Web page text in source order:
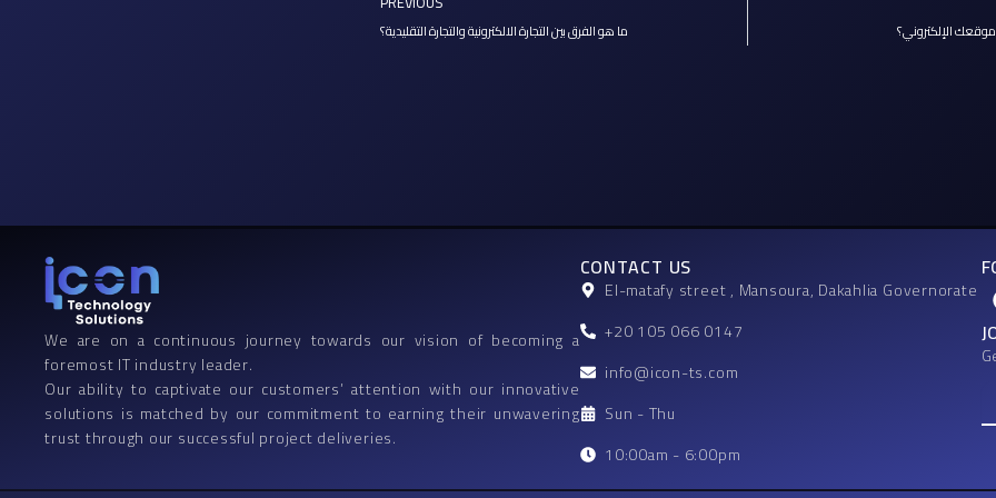
ما هو الفرق بين التجارة الالكترونية والتجارة التقليدية؟ الإلكتروني؟
We are on a continuous journey towards our vision of becoming a
foremost IT industry leader.
Our ability to captivate our customers’ attention with our innovative
solutions is matched by our commitment to earning their unwavering
trust through our successful project deliveries.
CONTACT US
El-matafy street , Mansoura, Dakahlia Governorate
+20 105 066 0147
info@icon-ts.com
Sun - Thu
10:00am - 6:00pm